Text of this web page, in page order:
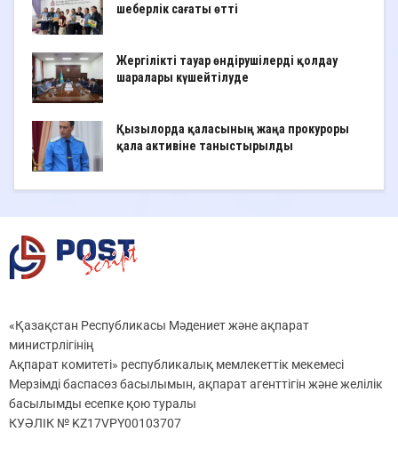
шеберлік сағаты өтті
Жергілікті тауар өндірушілерді қолдау
шаралары күшейтілуде
Қызылорда қаласының жаңа прокуроры
қала активіне таныстырылды
«Қазақстан Республикасы Мәдениет және ақпарат
министрлігінің
Ақпарат комитеті» республикалық мемлекеттік мекемесі
Мерзімді баспасөз басылымын, ақпарат агенттігін және желілік
басылымды есепке қою туралы
КУӘЛІК № KZ17VPY00103707